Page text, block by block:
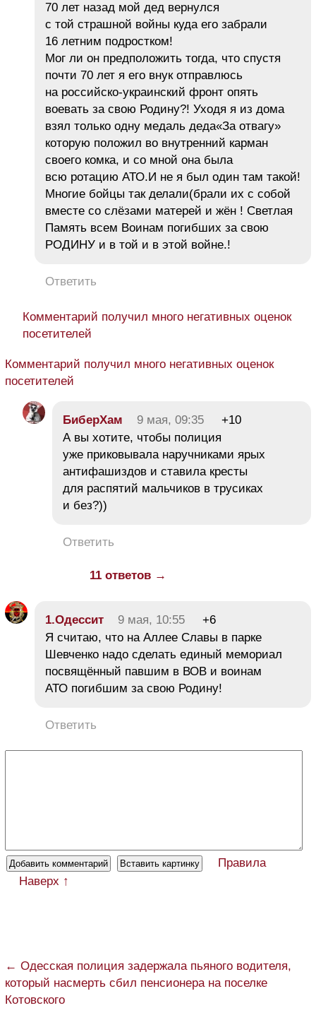
70 лет назад мой дед вернулся
с той страшной войны куда его забрали
16 летним подростком!
Мог ли он предположить тогда, что спустя
почти 70 лет я его внук отправлюсь
на российско-украинский фронт опять
воевать за свою Родину?! Уходя я из дома
взял только одну медаль деда«За отвагу»
которую положил во внутренний карман
своего комка, и со мной она была
всю ротацию АТО.И не я был один там такой!
Многие бойцы так делали(брали их с собой
вместе со слёзами матерей и жён ! Светлая
Память всем Воинам погибших за свою
РОДИНУ и в той и в этой войне.!
Ответить
Комментарий получил много негативных оценок
посетителей
Комментарий получил много негативных оценок
посетителей
БиберХам 9 мая, 09:35
+10
А вы хотите, чтобы полиция
уже приковывала наручниками ярых
антифашиздов и ставила кресты
для распятий мальчиков в трусиках
и без?))
Ответить
11 ответов →
1.Одессит 9 мая, 10:55
+6
Я считаю, что на Аллее Славы в парке
Шевченко надо сделать единый мемориал
посвящённый павшим в ВОВ и воинам
АТО погибшим за свою Родину!
Ответить
Правила
Наверх ↑
← Одесская полиция задержала пьяного водителя,
который насмерть сбил пенсионера на поселке
Котовского